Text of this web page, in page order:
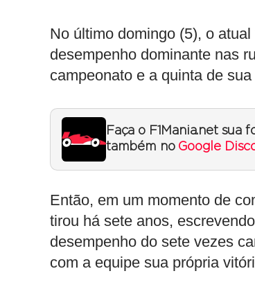
No último domingo (5), o
desempenho dominante nas
campeonato e a quinta de
Faça o F1Mania.net
também no Google
Então, em um momento de
tirou há sete anos,
desempenho do sete vezes
com a equipe sua própria